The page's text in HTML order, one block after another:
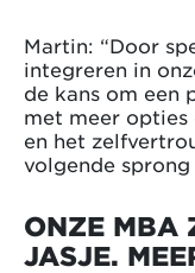
Martin: “Door
integreren in
de kans om een
met meer opties
en het
volgende sprong
ONZE MBA
JASJE.